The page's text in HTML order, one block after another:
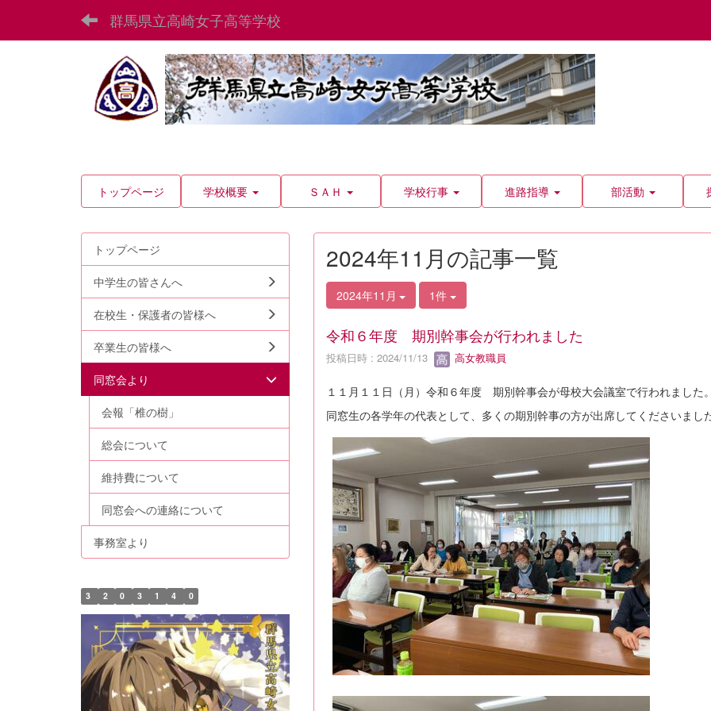
群馬県立高崎女子高等学校
トップページ 学校概要 ＳＡＨ 学校行事 進路指導 部活動
2024年11月の記事一覧
2024年11月 1件
令和６年度 期別幹事会が行われました
投稿日時 : 2024/11/13 高女教職員
１１月１１日（月）令和６年度 期別幹事会が母校大会議室で行われました
同窓生の各学年の代表として、多くの期別幹事の方が出席してくださいまし
トップページ
中学生の皆さんへ
在校生・保護者の皆様へ
卒業生の皆様へ
同窓会より
会報「椎の樹」
総会について
維持費について
同窓会への連絡について
事務室より
3 2 0 3 1 4 0